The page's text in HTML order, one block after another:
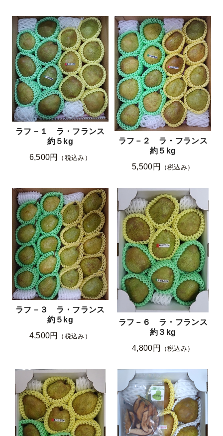
ラフ－１ ラ・フランス
約５kg
6,500円
（税込み）
ラフ－２ ラ・フランス
約５kg
5,500円
（税込み）
ラフ－３ ラ・フランス
約５kg
4,500円
（税込み）
ラフ－６ ラ・フランス
約３kg
4,800円
（税込み）